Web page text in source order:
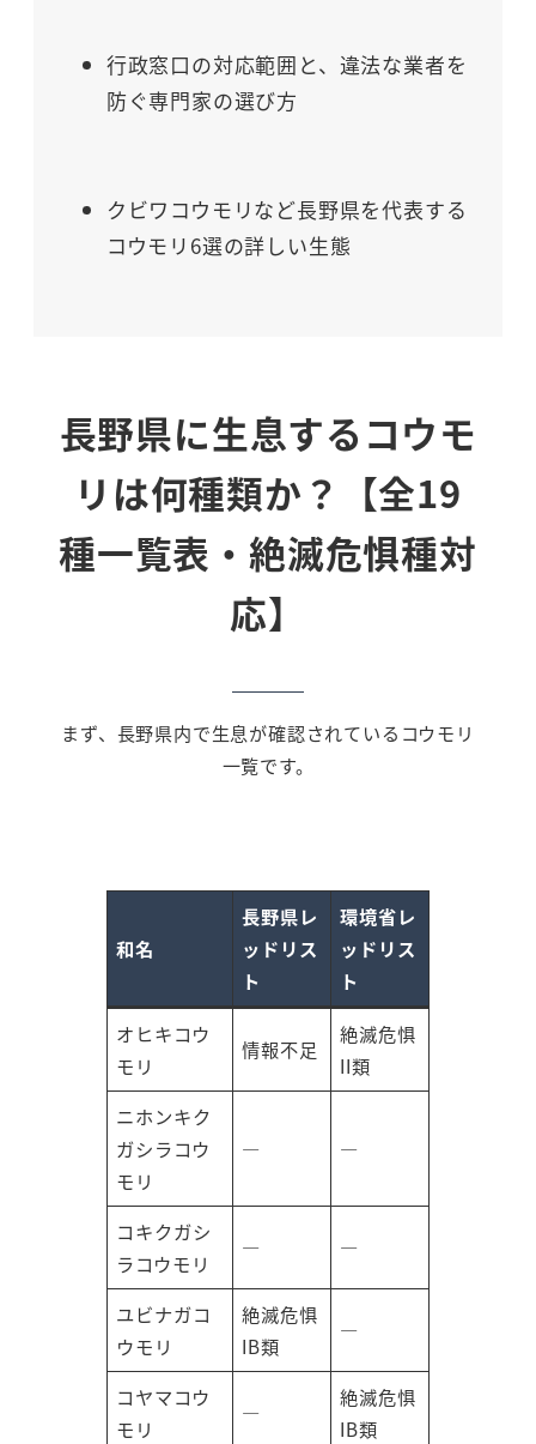
行政窓口の対応範囲と、違法な業者を
防ぐ専門家の選び方
クビワコウモリなど長野県を代表する
コウモリ6選の詳しい生態
長野県に生息するコウモ
リは何種類か？【全19
種一覧表・絶滅危惧種対
応】
まず、長野県内で生息が確認されているコウモリ
一覧です。
和名
長野県レ
ッドリス
ト
環境省レ
ッドリス
ト
オヒキコウ
モリ
情報不足
絶滅危惧
II類
ニホンキク
ガシラコウ
モリ
― ―
コキクガシ
ラコウモリ
― ―
ユビナガコ
ウモリ
絶滅危惧
IB類
―
コヤマコウ
モリ
―
絶滅危惧
IB類